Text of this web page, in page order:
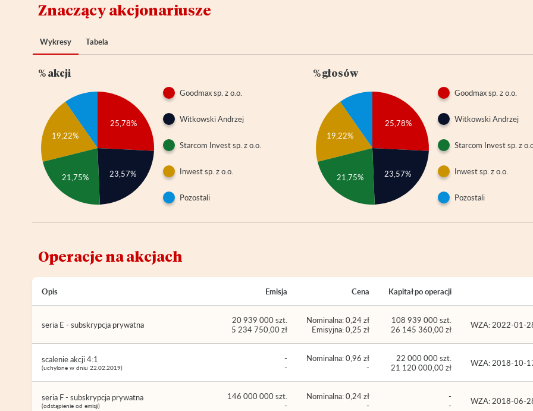
Znaczący akcjonariusze
Wykresy Tabela
% akcji
25,78%
23,57%
19,22%
21,75%
Goodmax sp. z o.o.
Witkowski Andrzej
Starcom Invest sp. z o.o.
Inwest sp. z o.o.
Pozostali
% głosów
25,78%
23,57%
19,22%
21,75%
Goodmax sp. z o.o.
Witkowski Andrzej
Starcom Invest sp. z
Inwest sp. z o.o.
Pozostali
Operacje na akcjach
Opis Emisja Cena Kapitał po operacji
seria E - subskrypcja prywatna
20 939 000 szt.
5 234 750,00 zł
Nominalna: 0,24 zł
Emisyjna: 0,25 zł
108 939 000 szt.
26 145 360,00 zł
WZA: 2022-01-
scalenie akcji 4:1
(uchylone w dniu 22.02.2019)
-
-
Nominalna: 0,96 zł
-
22 000 000 szt.
21 120 000,00 zł
WZA: 2018-10-
seria F - subskrypcja prywatna
(odstąpienie od emisji)
146 000 000 szt.
-
Nominalna: 0,24 zł
-
-
-
WZA: 2018-06-